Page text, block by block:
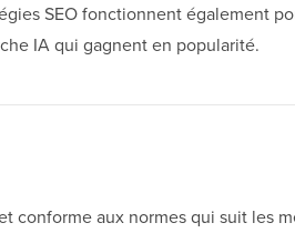
SEO fonctionnent également
IA qui gagnent en popularité.
conforme aux normes qui suit les